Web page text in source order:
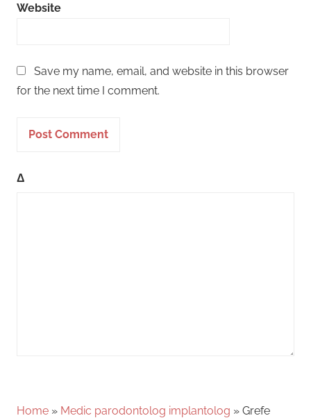
Website
Save my name, email, and website in this browser
for the next time I comment.
Δ
Home » Medic parodontolog implantolog » Grefe